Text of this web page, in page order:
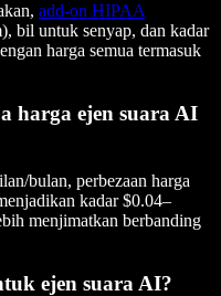
add-on HIPAA
bil untuk senyap, dan kadar
harga semua termasuk
harga ejen suara AI
bulan, perbezaan harga
kadar $0.04–
menjimatkan berbanding
ejen suara AI?